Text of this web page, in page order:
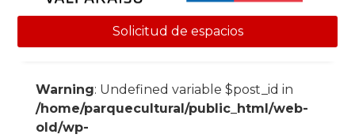
Solicitud de espacios
Warning: Undefined variable $post_id in
/home/parquecultural/public_html/web-
old/wp-